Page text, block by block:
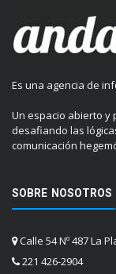
Es una agencia de
Un espacio abierto y
desafiando las
comunicación
SOBRE NOSOTROS
Calle 54 Nº 487 La
221 426-2904